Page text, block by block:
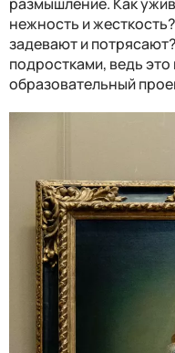
нежность и
задевают и
подростками, ведь
образовательный